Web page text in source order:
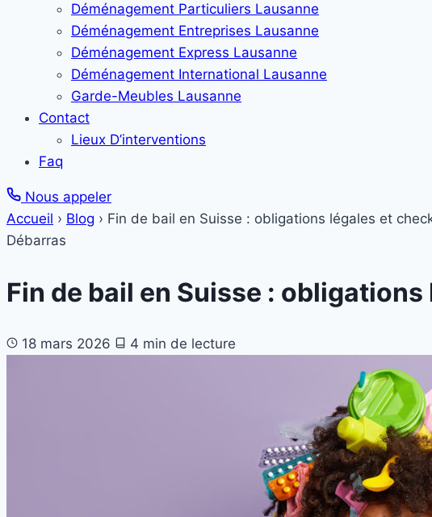
Déménagement Particuliers Lausanne
Déménagement Entreprises Lausanne
Déménagement Express Lausanne
Déménagement International Lausanne
Garde-Meubles Lausanne
Contact
Lieux D’interventions
Faq
Nous appeler
Accueil › Blog › Fin de bail en Suisse : obligations légales et
Débarras
Fin de bail en Suisse :
18 mars 2026 4 min de lecture